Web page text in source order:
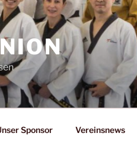
Sponsor Vereinsnews